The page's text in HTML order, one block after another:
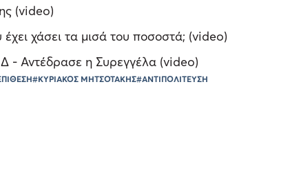
(video)
χάσει τα μισά του ποσοστά; (video)
- Αντέδρασε η Συρεγγέλα (video)
#ΚΥΡΙΑΚΟΣ ΜΗΤΣΟΤΑΚΗΣ#ΑΝΤΙΠΟΛΙΤΕΥΣΗ